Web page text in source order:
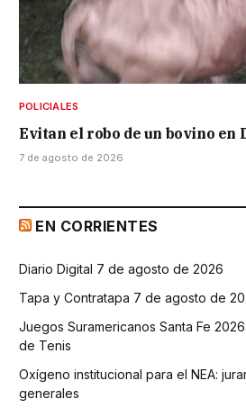
POLICIALES
Evitan el robo de un bovino en
7 de agosto de 2026
EN CORRIENTES
Diario Digital 7 de agosto de 2026
Tapa y Contratapa 7 de agosto de
Juegos Suramericanos Santa Fe
de Tenis
Oxígeno institucional para el NEA:
generales